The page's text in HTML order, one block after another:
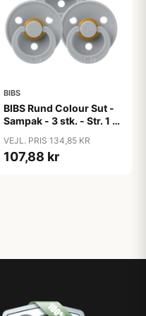
BIBS
BIBS Rund Colour Sut -
Sampak - 3 stk. - Str. 1 -
VEJL. PRIS 134,85 KR
107,88 kr